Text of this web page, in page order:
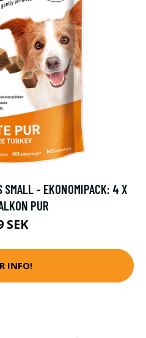
SMALL - EKONOMIPACK: 4 X
PUR
SEK
INFO!